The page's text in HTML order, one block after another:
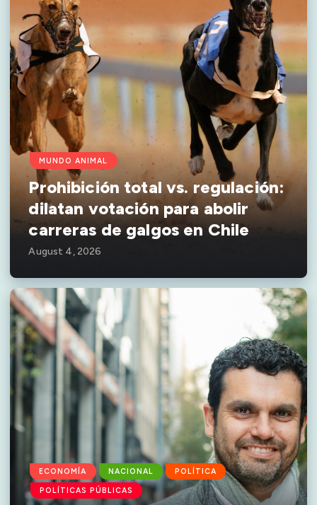
MUNDO ANIMAL
Prohibición total vs. regulación:
dilatan votación para abolir
carreras de galgos en Chile
August 4, 2026
ECONOMÍA NACIONAL POLÍTICA
POLÍTICAS PÚBLICAS